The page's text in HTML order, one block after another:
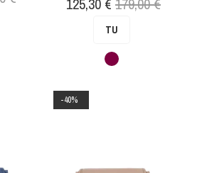
125,30 €
base
179,00 €
TU
Bordeaux
-40%